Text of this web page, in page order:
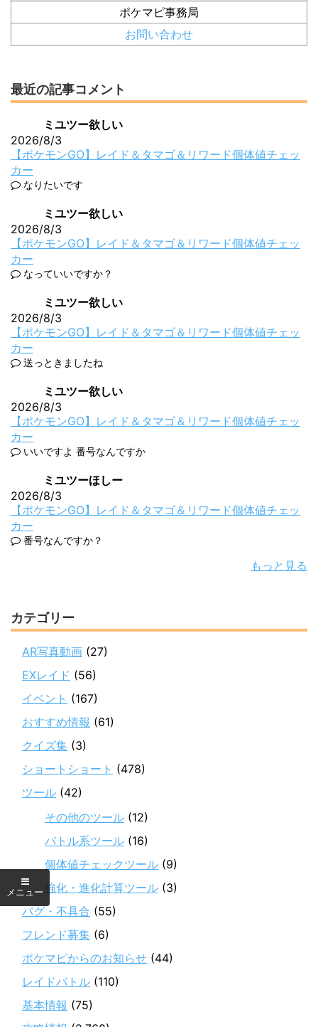
ポケマピ事務局
お問い合わせ
最近の記事コメント
ミユツー欲しい
2026/8/3
【ポケモンGO】レイド＆タマゴ＆リワード個体値チェッ
カー
なりたいです
ミユツー欲しい
2026/8/3
【ポケモンGO】レイド＆タマゴ＆リワード個体値チェッ
カー
なっていいですか？
ミユツー欲しい
2026/8/3
【ポケモンGO】レイド＆タマゴ＆リワード個体値チェッ
カー
送っときましたね
ミユツー欲しい
2026/8/3
【ポケモンGO】レイド＆タマゴ＆リワード個体値チェッ
カー
いいですよ 番号なんですか
ミユツーほしー
2026/8/3
【ポケモンGO】レイド＆タマゴ＆リワード個体値チェッ
カー
番号なんですか？
もっと見る
カテゴリー
AR写真動画 (27)
EXレイド (56)
イベント (167)
おすすめ情報 (61)
クイズ集 (3)
ショートショート (478)
ツール (42)
その他のツール (12)
バトル系ツール (16)
個体値チェックツール (9)
強化・進化計算ツール (3)
バグ・不具合 (55)
フレンド募集 (6)
ポケマピからのお知らせ (44)
レイドバトル (110)
基本情報 (75)